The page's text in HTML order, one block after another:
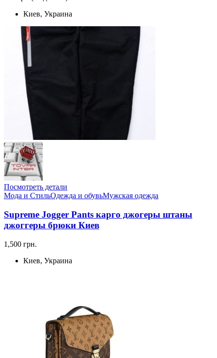
Киев, Украина
Посмотреть детали
Мода и СтильОдежда и обувьМужская одежда
Supreme Jogger Pants карго джогеры штаны
джоггеры брюки Киев
1,500 грн.
Киев, Украина